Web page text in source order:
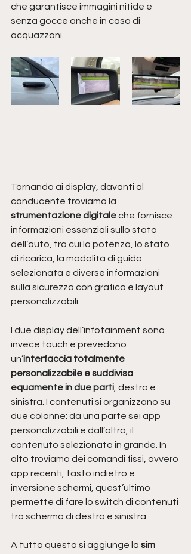
che garantisce immagini nitide e
senza gocce anche in caso di
acquazzoni.
Tornando ai display, davanti al
conducente troviamo la
strumentazione digitale che fornisce
informazioni essenziali sullo stato
dell’auto, tra cui la potenza, lo stato
di ricarica, la modalità di guida
selezionata e diverse informazioni
sulla sicurezza con grafica e layout
personalizzabili.
I due display dell’infotainment sono
invece touch e prevedono
un’interfaccia totalmente
personalizzabile e suddivisa
equamente in due parti , destra e
sinistra. I contenuti si organizzano su
due colonne: da una parte sei app
personalizzabili e dall’altra, il
contenuto selezionato in grande. In
alto troviamo dei comandi fissi, ovvero
app recenti, tasto indietro e
inversione schermi, quest’ultimo
permette di fare lo switch di contenuti
tra schermo di destra e sinistra.
A tutto questo si aggiunge la sim